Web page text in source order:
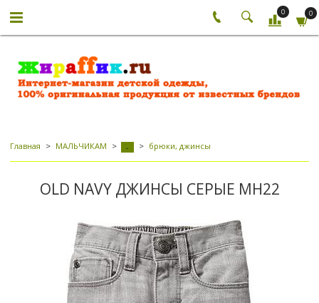
0 0
Главная МАЛЬЧИКАМ - брюки, джинсы
OLD NAVY ДЖИНСЫ СЕРЫЕ МН22